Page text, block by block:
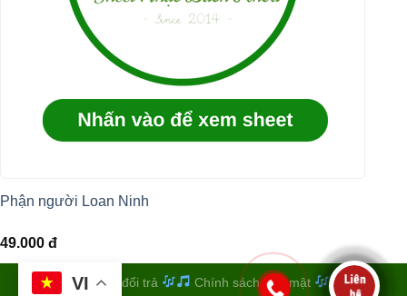
Phận người Loan Ninh
49.000 đ
Quy định đổi trả Chính sách bảo mật
Điều
VI